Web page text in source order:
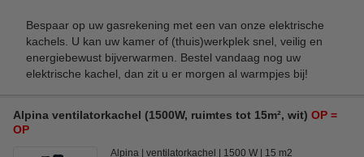
Bespaar op uw gasrekening met een van onze elektrische
kachels. U kan uw kamer of (thuis)werkplek snel, veilig en
energiebewust bijverwarmen. Bestel vandaag nog uw
elektrische kachel, dan zit u er morgen al warmpjes bij!
Alpina ventilatorkachel (1500W, ruimtes tot 15m², wit) OP =
OP
Alpina ventilatorkachel 1500 W 15 m2